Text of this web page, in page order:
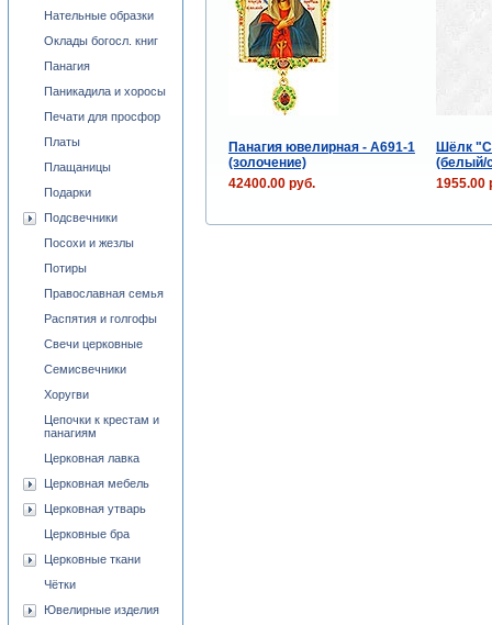
Панагия ювелирная - А691-1
(золочение)
Шёлк
(белый/
42400.00 руб.
1955.00
Нательные образки
Оклады богосл. книг
Панагия
Паникадила и хоросы
Печати для просфор
Платы
Плащаницы
Подарки
Подсвечники
Посохи и жезлы
Потиры
Православная семья
Распятия и голгофы
Свечи церковные
Семисвечники
Хоругви
Цепочки к крестам и
панагиям
Церковная лавка
Церковная мебель
Церковная утварь
Церковные бра
Церковные ткани
Чётки
Ювелирные изделия